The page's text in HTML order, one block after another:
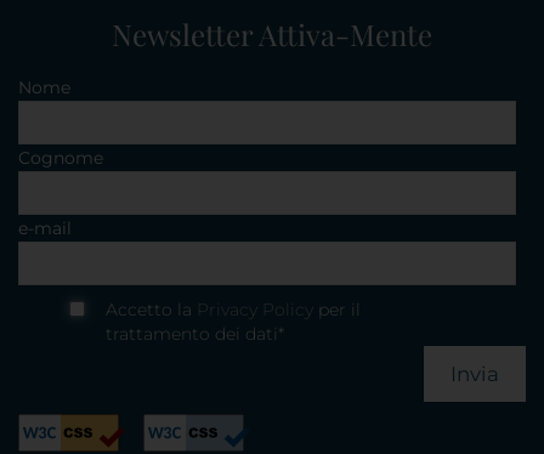
Newsletter Attiva-Mente
Nome
Cognome
e-mail
Accetto la Privacy Policy per il
trattamento dei dati*
Invia